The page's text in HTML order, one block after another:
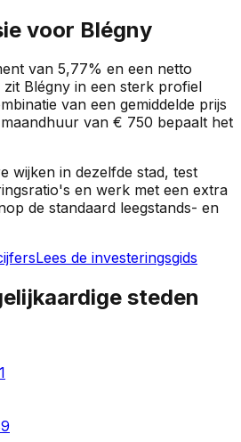
voor Blégny
van 5,77% en een netto
zit Blégny in een sterk profiel
van een gemiddelde prijs
van € 750 bepaalt het
wijken in dezelfde stad, test
en werk met een extra
de standaard leegstands- en
Lees de investeringsgids
steden